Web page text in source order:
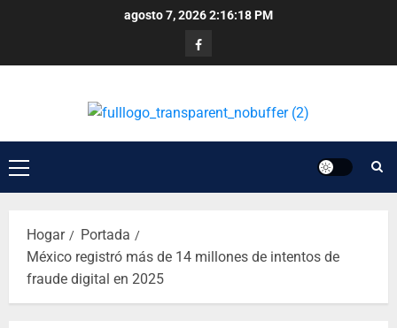
agosto 7, 20262:16:19 PM
Hogar
Portada
México registró más de 14 millones de intentos de
fraude digital en 2025